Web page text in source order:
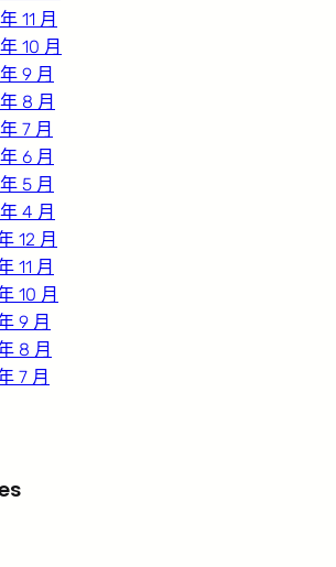
11 月
10 月
9 月
8 月
7 月
6 月
5 月
4 月
12 月
11 月
10 月
9 月
8 月
7 月